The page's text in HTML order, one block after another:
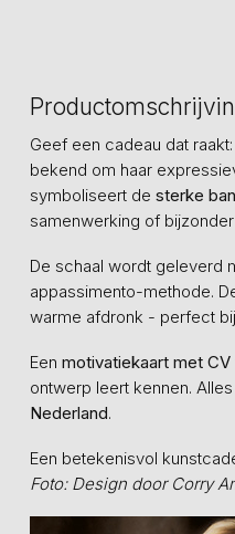
Geef een cadeau dat
bekend om haar
symboliseert de sterke
samenwerking of
De schaal wordt geleverd
appassimento-methode.
warme afdronk - perfect
Een motivatiekaart met
ontwerp leert kennen.
Nederland.
Een betekenisvol
Foto: Design door Corry